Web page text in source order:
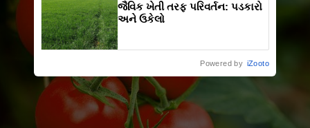
જૈવિક ખેતી તરફ પરિવર્તન: પડકારો
અને ઉકેલો
Powered by iZooto